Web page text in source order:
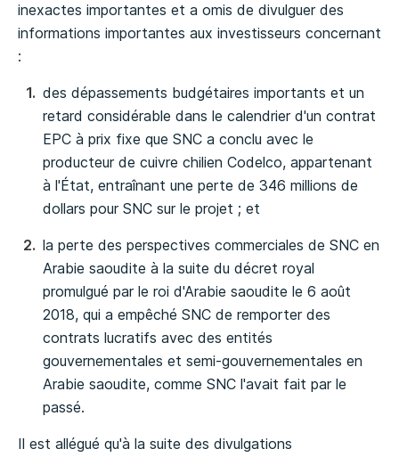
inexactes importantes et a omis de divulguer des
informations importantes aux investisseurs concernant
:
des dépassements budgétaires importants et un
retard considérable dans le calendrier d'un contrat
EPC à prix fixe que SNC a conclu avec le
producteur de cuivre chilien Codelco, appartenant
à l'État, entraînant une perte de 346 millions de
dollars pour SNC sur le projet ; et
la perte des perspectives commerciales de SNC en
Arabie saoudite à la suite du décret royal
promulgué par le roi d'Arabie saoudite le 6 août
2018, qui a empêché SNC de remporter des
contrats lucratifs avec des entités
gouvernementales et semi-gouvernementales en
Arabie saoudite, comme SNC l'avait fait par le
passé.
Il est allégué qu'à la suite des divulgations